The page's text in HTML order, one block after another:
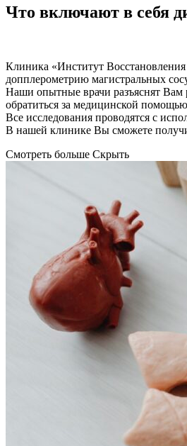
Что включают в себя
Клиника «Институт
допплерометрию магистральных
Наши опытные врачи разъяснят Вам
обратиться за медицинской
Все исследования проводятся с
В нашей клинике Вы сможете
Смотреть больше Скрыть